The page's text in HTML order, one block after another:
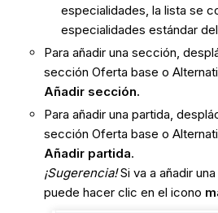
especialidades, la lista se
especialidades estándar
Para añadir una sección,
sección Oferta base o
Añadir sección.
Para añadir una partida,
sección Oferta base o
Añadir partida.
¡Sugerencia!Si va a añadir
puede hacer clic en el icono